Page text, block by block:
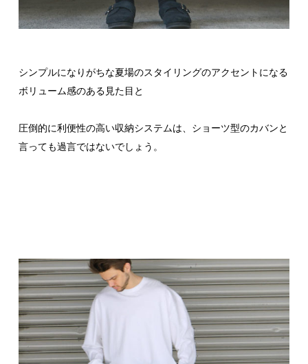
シンプルになりがちな夏場のスタイリングのアクセントになる
ボリューム感のある見た目と
圧倒的に利便性の高い収納システムは、ショーツ型のカバンと
言っても過言ではないでしょう。